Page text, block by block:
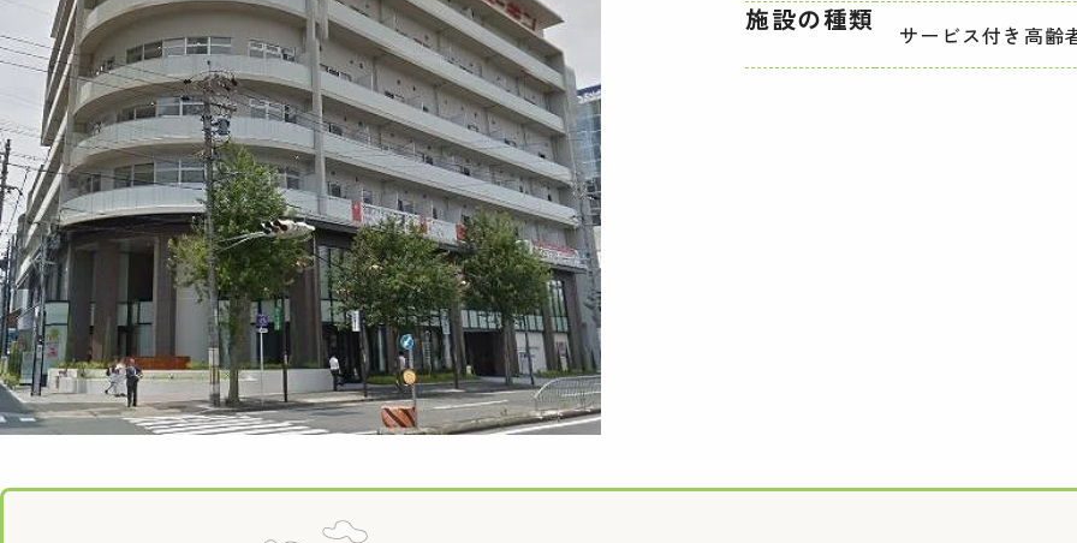
施設の種類 サービス付き高齢